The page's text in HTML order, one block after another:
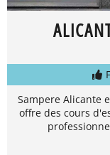
Sampere Alicante
offre des cours